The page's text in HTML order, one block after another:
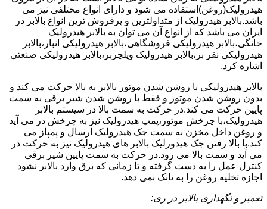
هیدرولیک(روغن)استفاده می شود و دارای انواع مختلفی نیز می
باشد.بالابر هیدرولیک از متداولترین و پرفروش ترین انواع بالابر در
ایران می باشد که از انواع آن می توان به بالابر هیدرولیک
خانگی،بالابر هیدرولیکی فروشگاهی،بالابر هیدرولیکی انبار،بالابر
هیدرولیکی نفر بر،بالابر هیدرولیک ویلچربر،بالابر هیدرولیکی صنعتی
اشاره کرد.
بالابر هیدرولیکی با روشن شدن موتور بالابر به بالا حرکت می کند و
بدون روشن شدن موتور و فقط با روشن شدن شیر برقی به سمت
پایین حرکت می کند.در حرکت به سمت بالا در سیستم بالابر
هیدرولیک،با چرخش موتور،پمپ هیدرولیک نیز به چرخش در می آید
و روغن داخل مخزن به سمت جک هیدرولیک ارسال و پمپاز می
کند.با بالا رفتن جک هیدورلیک بالابر های هیدرولیک نیز به حرکت در
می آید و سمت بالا می رود.در حرکت به سمت پایین شیر برقی
کنترل عمل را به دست گرفته و تا زمانی که برق وارد بالابر نشود
اجازه تخلیه روغن را به تانک نمی دهد.
تعمیر و نگهداری بالابر در ری: